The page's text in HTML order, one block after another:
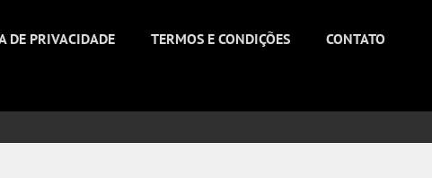
DE PRIVACIDADE TERMOS E CONDIÇÕES CONTATO